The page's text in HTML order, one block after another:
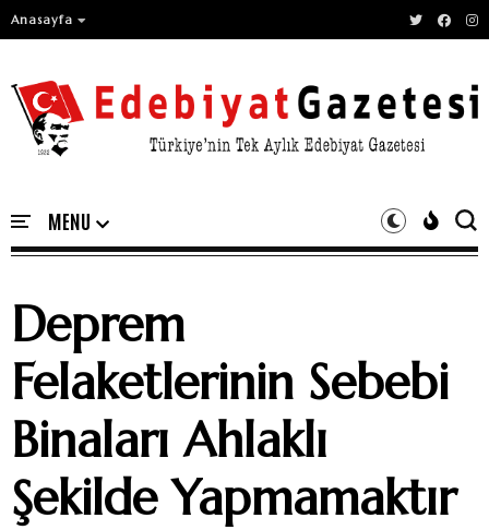
Anasayfa
Deprem
Felaketlerinin Sebebi
Binaları Ahlaklı
Şekilde Yapmamaktır